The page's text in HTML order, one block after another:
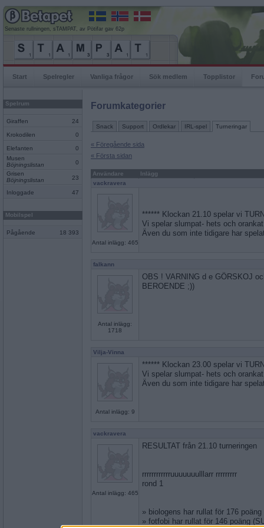
Senaste rullningen, sTAMPAT, av Pötifar gav 62p
Start Spelregler Vanliga frågor Sök medlem Topplistor
Spelrum
Giraffen 24
Krokodilen 0
Elefanten
0
Musen
Böjningslistan
0
Grisen
Böjningslistan
23
Inloggade 47
Mobilspel
Pågående 18 393
Forumkategorier
Snack Support Ordlekar IRL-spel Turneringar
« Föregående sida
« Första sidan
Användare
Inlägg
vackravera
Antal inlägg: 465
****** Klockan 21.10 spelar vi
Vi spelar slumpat- hets och
Även du som inte tidigare har
falkann
Antal inlägg:
1718
OBS ! VARNING d e GÖRSKOJ
BEROENDE ;))
Vilja-Vinna
Antal inlägg: 9
****** Klockan 23.00 spelar vi
Vi spelar slumpat- hets och
Även du som inte tidigare har
vackravera
Antal inlägg: 465
RESULTAT från 21.10 turneringen
rrrrrrrrrrrruuuuuuulllarr rrrrrrrrr
rond 1
» biologens har rullat för 176
» fotfobi har rullat för 146 poäng